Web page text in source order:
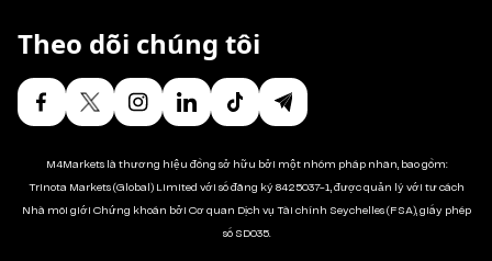
Theo dõi chúng tôi
M4Markets là thương hiệu đồng sở hữu bởi một nhóm pháp nhân, bao gồm:
Trinota Markets (Global) Limited với số đăng ký 8425037-1, được quản lý với tư cách
Nhà môi giới Chứng khoán bởi Cơ quan Dịch vụ Tài chính Seychelles (FSA), giấy phép
số SD035.